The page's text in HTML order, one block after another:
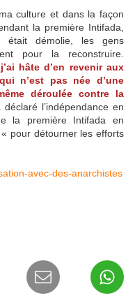
culture et dans la façon
la première Intifada,
était démolie, les gens
pour la reconstruire.
hâte d’en revenir aux
n’est pas née d’une
déroulée contre la
l’indépendance en
la première Intifada en
pour détourner les efforts
avec-des-anarchistes